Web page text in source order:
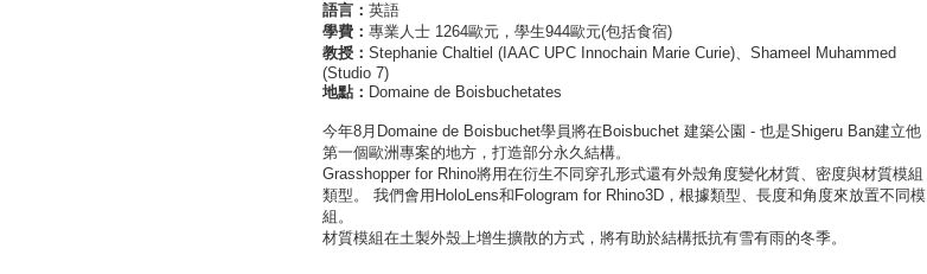
語言： 英語
學費： 專業人士 1264歐元，學生944歐元(包括食宿)
教授： Stephanie Chaltiel (IAAC UPC Innochain Marie Curie)、Shameel Muhammed
(Studio 7)
地點： Domaine de Boisbuchetates
今年8月Domaine de Boisbuchet學員將在Boisbuchet 建築公園 - 也是Shigeru Ban建立他
第一個歐洲專案的地方，打造部分永久結構。
Grasshopper for Rhino將用在衍生不同穿孔形式還有外殼角度變化材質、密度與材質模組
類型。 我們會用HoloLens和Fologram for Rhino3D，根據類型、長度和角度來放置不同模
組。
材質模組在土製外殼上增生擴散的方式，將有助於結構抵抗有雪有雨的冬季。